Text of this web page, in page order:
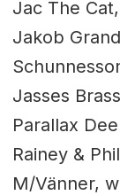
Jac The
Jakob
Jasses
Parallax
Rainey &
M/Vänner,